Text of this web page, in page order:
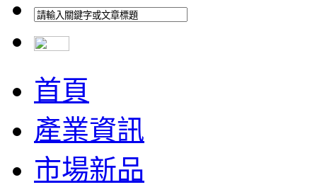
首頁
產業資訊
市場新品